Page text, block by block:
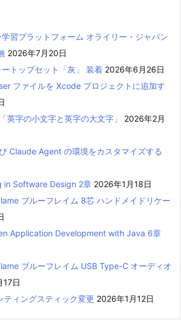
学習プラットフォーム オライリー・ジャパン
2026年7月20日
トップセット「灰」 装着 2026年6月26日
ファイルを Xcode プロジェクトに追加す
英字の小文字と英字の大文字」
2026年2月
Claude Agent の環境をカスタマイズする
in Software Design 2章 2026年1月18日
ブルーフレイム 8芯 ハンドメイドリケー
Application Development with Java 6章
ブルーフレイム USB Type-C オーディオ
17日
ティングスティック変更 2026年1月12日